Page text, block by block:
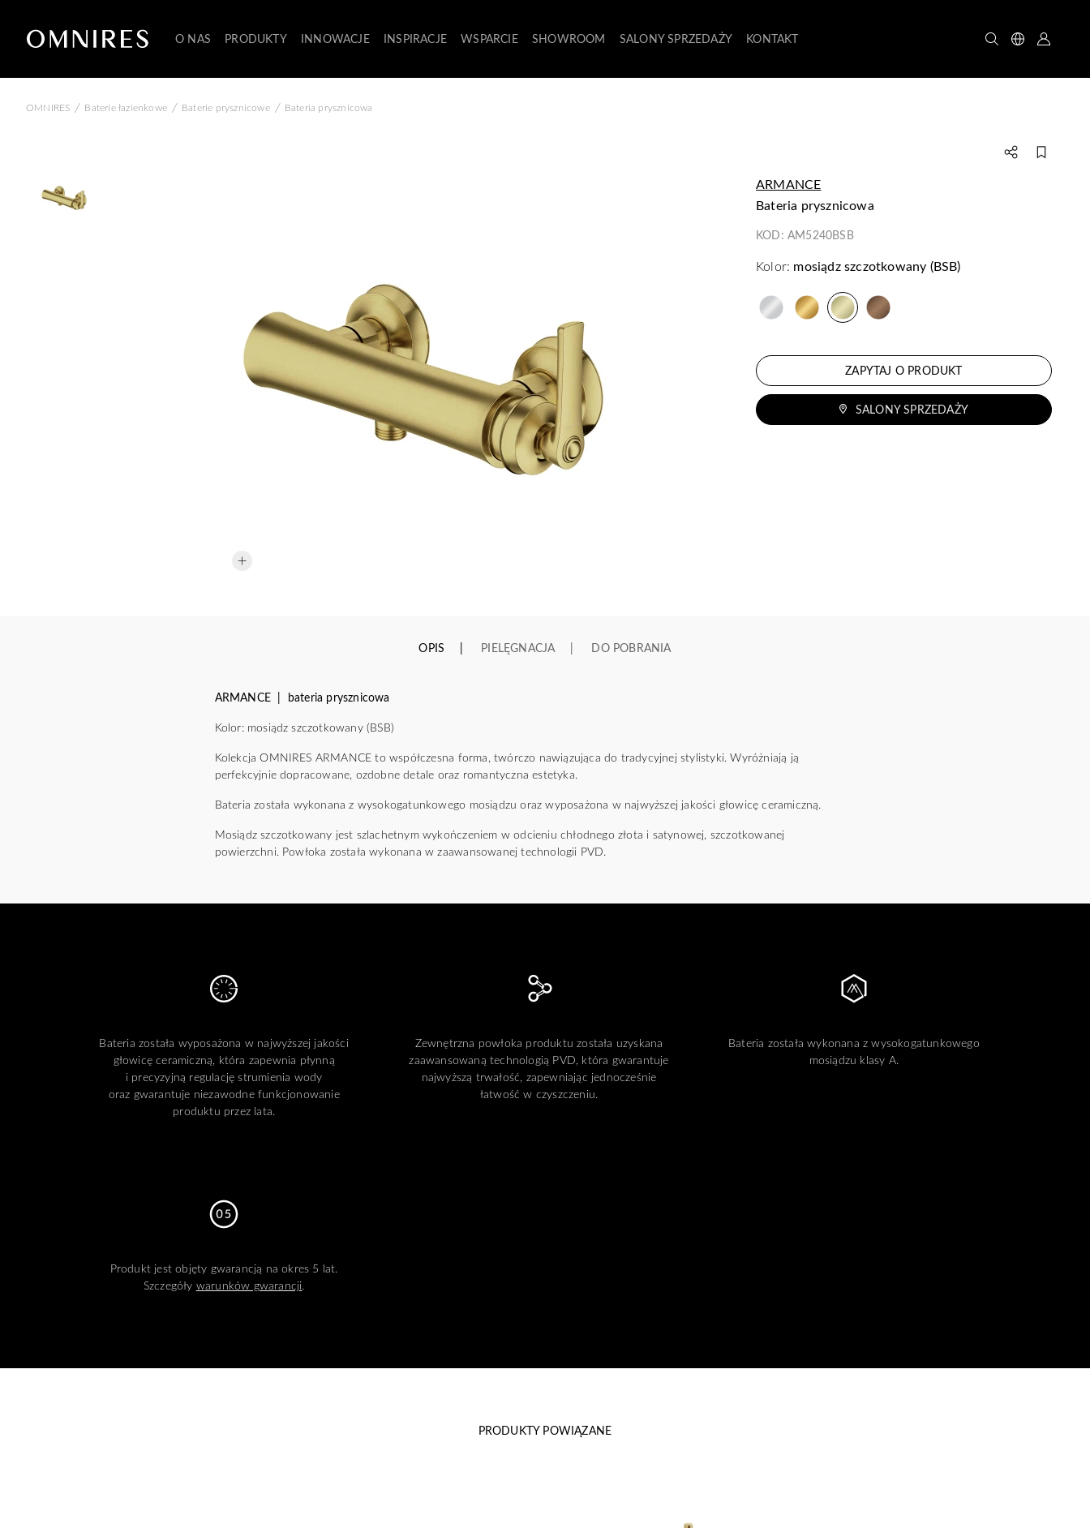
O NAS PRODUKTY INNOWACJE INSPIRACJE WSPARCIE SHOWROOM SALONY SPRZEDAŻY KONTAKT
OMNIRES / Baterie łazienkowe / Baterie prysznicowe / Bateria prysznicowa
ARMANCE
bateria prysznicowa
KOD: AM5240BSB
Kolor: mosiądz szczotkowany (BSB)
ZAPYTAJ O PRODUKT
SALONY SPRZEDAŻY
OPIS PIELĘGNACJA DO POBRANIA
ARMANCE | bateria prysznicowa
Kolor: mosiądz szczotkowany (BSB)
Kolekcja OMNIRES ARMANCE to współczesna forma, twórczo nawiązująca do tradycyjnej stylistyki. Wyróżniają ją
perfekcyjnie dopracowane, ozdobne detale oraz romantyczna estetyka.
Bateria została wykonana z wysokogatunkowego mosiądzu oraz wyposażona w najwyższej jakości głowicę ceramiczną.
Mosiądz szczotkowany jest szlachetnym wykończeniem w odcieniu chłodnego złota i satynowej, szczotkowanej
powierzchni. Powłoka została wykonana w zaawansowanej technologii PVD.
Bateria została wyposażona w najwyższej jakości
głowicę ceramiczną, która zapewnia płynną
i precyzyjną regulację strumienia wody
oraz gwarantuje niezawodne funkcjonowanie
produktu przez lata.
Zewnętrzna powłoka produktu została uzyskana
zaawansowaną technologią PVD, która gwarantuje
najwyższą trwałość, zapewniając jednocześnie
łatwość w czyszczeniu.
Bateria została wykonana z wysokogatunkowego
mosiądzu klasy A.
Produkt jest objęty gwarancją na okres 5 lat.
Szczegóły warunków gwarancji.
PRODUKTY POWIĄZANE